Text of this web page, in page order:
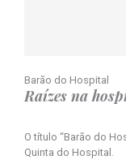
Barão do Hospital
Raízes na
O título “Barão do
Quinta do Hospital.